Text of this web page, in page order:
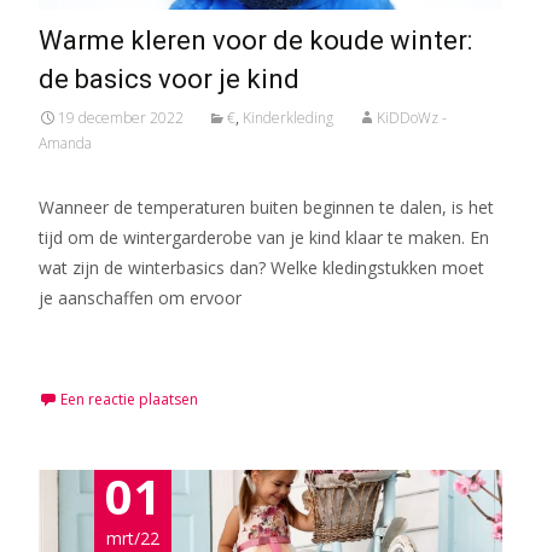
Warme kleren voor de koude winter:
de basics voor je kind
19 december 2022 €, Kinderkleding
KiDDoWz -
Amanda
Wanneer de temperaturen buiten beginnen te dalen, is het
tijd om de wintergarderobe van je kind klaar te maken. En
wat zijn de winterbasics dan? Welke kledingstukken moet
je aanschaffen om ervoor
Een reactie plaatsen
01
mrt/22